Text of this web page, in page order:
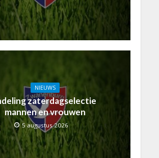
NIEUWS
zaterdagselectie
mannen en vrouwen
5 augustus 2026